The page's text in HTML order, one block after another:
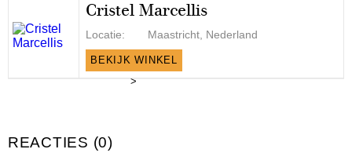
Cristel Marcellis
Locatie: Maastricht, Nederland
BEKIJK WINKEL
>
REACTIES (0)